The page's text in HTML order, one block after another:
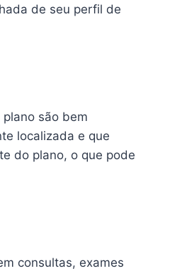
de seu perfil de
são bem
localizada e que
do plano, o que pode
consultas, exames